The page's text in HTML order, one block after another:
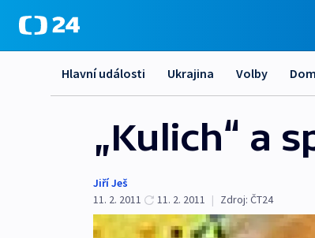
Hlavní události Ukrajina Volby
„Kulich“ a
Jiří Ješ
11. 2. 2011
11. 2. 2011 | Zdroj: ČT24